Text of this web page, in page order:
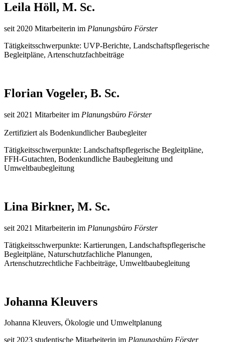
Leila Höll, M. Sc.
seit 2020 Mitarbeiterin im Planungsbüro Förster
Tätigkeitsschwerpunkte: UVP-Berichte, Landschaftspflegerische
Begleitpläne, Artenschutzfachbeiträge
Florian Vogeler, B. Sc.
seit 2021 Mitarbeiter im Planungsbüro Förster
Zertifiziert als Bodenkundlicher Baubegleiter
Tätigkeitsschwerpunkte: Landschaftspflegerische Begleitpläne,
FFH-Gutachten, Bodenkundliche Baubegleitung und
Umweltbaubegleitung
Lina Birkner, M. Sc.
seit 2021 Mitarbeiterin im Planungsbüro Förster
Tätigkeitsschwerpunkte: Kartierungen, Landschaftspflegerische
Begleitpläne, Naturschutzfachliche Planungen,
Artenschutzrechtliche Fachbeiträge, Umweltbaubegleitung
Johanna Kleuvers
Johanna Kleuvers, Ökologie und Umweltplanung
seit 2023 studentische Mitarbeiterin im Planungsbüro Förster